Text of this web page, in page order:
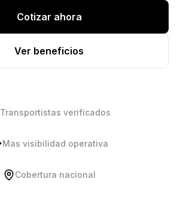
Cotizar ahora
Ver beneficios
Transportistas verificados
Mas visibilidad operativa
Cobertura nacional